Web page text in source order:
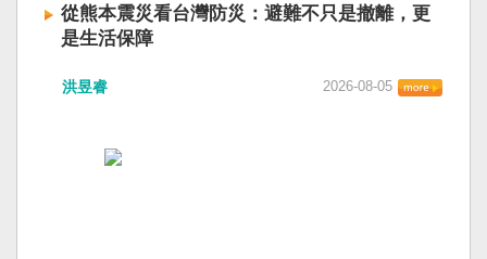
從熊本震災看台灣防災：避難不只是撤離，更
是生活保障
洪昱睿 2026-08-05